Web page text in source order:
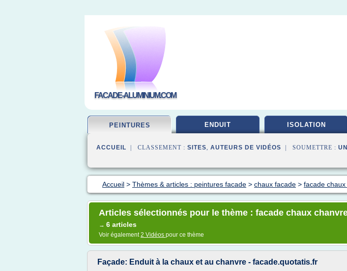
FACADE-ALUMINIUM.COM
PEINTURES ENDUIT ISOLATION
ACCUEIL | CLASSEMENT : SITES, AUTEURS DE VIDÉOS | SOUMETTRE :
Accueil > Thèmes & articles : peintures facade > chaux facade > facade
Articles sélectionnés pour le thème : facade chaux
→ 6 articles
Voir également2 Vidéos pour ce thème
Façade: Enduit à la chaux et au chanvre - facade.quotatis.fr